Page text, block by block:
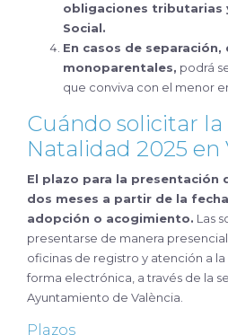
obligaciones tributarias
Social.
En casos de
monoparentales, podrá
que conviva con el menor
Cuándo solicitar la
Natalidad 2025 en
El plazo para la presentación
dos meses a partir de la
adopción o acogimiento. Las
presentarse de manera
oficinas de registro y atención a
forma electrónica, a través de la
Ayuntamiento de València.
Plazos